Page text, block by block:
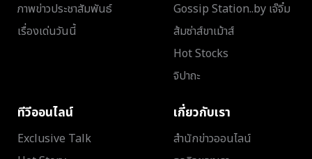
ภาพข่าวประชาสัมพันธ์
เรื่องเด่นวันนี้
Gossip Station..by เจ๊จิ๋ม
ส้มซ่าส์ขาเม้าส์
Hot Stocks
จิปาถะ
ทีวีออนไลน์
Exclusive Talk
เกี่ยวกับเรา
สำนักข่าวออนไลน์